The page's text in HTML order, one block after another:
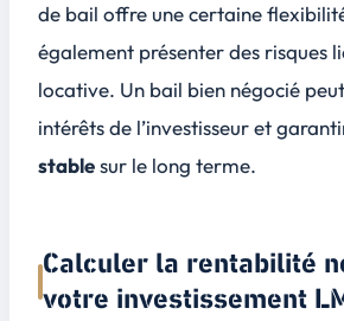
de bail offre une certaine
également présenter des risques
locative. Un bail bien négocié
intérêts de l’investisseur et
stablesur le long terme.
Calculer la rentabilité
votre investissement